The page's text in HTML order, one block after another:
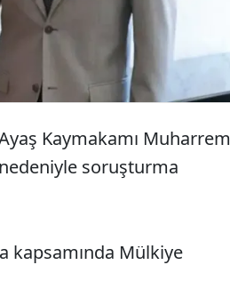
Kaymakamı Muharrem
soruşturma
kapsamında Mülkiye